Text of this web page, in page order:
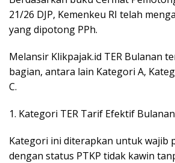
21/26 DJP, Kemenkeu RI telah
yang dipotong PPh.
Melansir Klikpajak.id TER Bulanan
bagian, antara lain Kategori A,
C.
1. Kategori TER Tarif Efektif
Kategori ini diterapkan untuk wajib
dengan status PTKP tidak kawin